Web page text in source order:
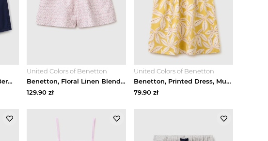
Benetton, Lightweight Bermuda Shorts With Pockets, Dark Blue, Kids United Colors Of Benetton
United Colors of Benetton
Benetton, Floral Linen Blend Shorts, Soft Pink, Kids United Colors Of Benetton
129.90 zł
United Colors of Benetton
Benetton, Printed Dress, Mustard, Kids United Colors Of Benetton
79.90 zł